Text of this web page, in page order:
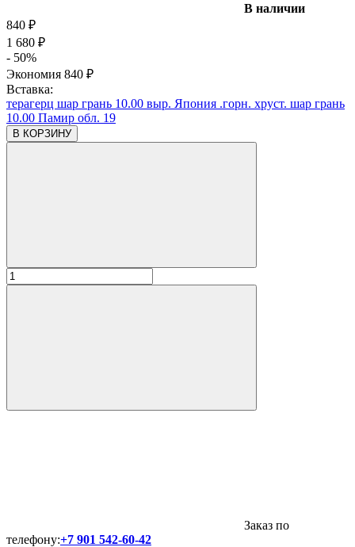
В наличии
840 ₽
1 680 ₽
- 50%
Экономия 840 ₽
Вставка:
терагерц шар грань 10.00 выр. Япония .горн. хруст. шар грань
10.00 Памир обл. 19
В КОРЗИНУ
Заказ по
телефону:+7 901 542-60-42